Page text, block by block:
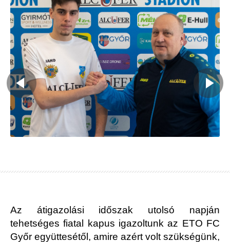
Az átigazolási időszak utolsó napján
tehetséges fiatal kapus igazoltunk az ETO FC
Győr együttesétől, amire azért volt szükségünk,